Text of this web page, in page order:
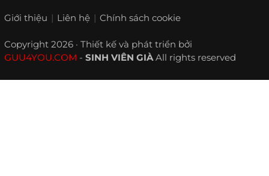
Giới thiệu Liên hệ Chính sách cookie
Copyright 2026 · Thiết kế và phát triển bởi
GUU4YOU.COM - SINH VIÊN GIÀAll rights reserved